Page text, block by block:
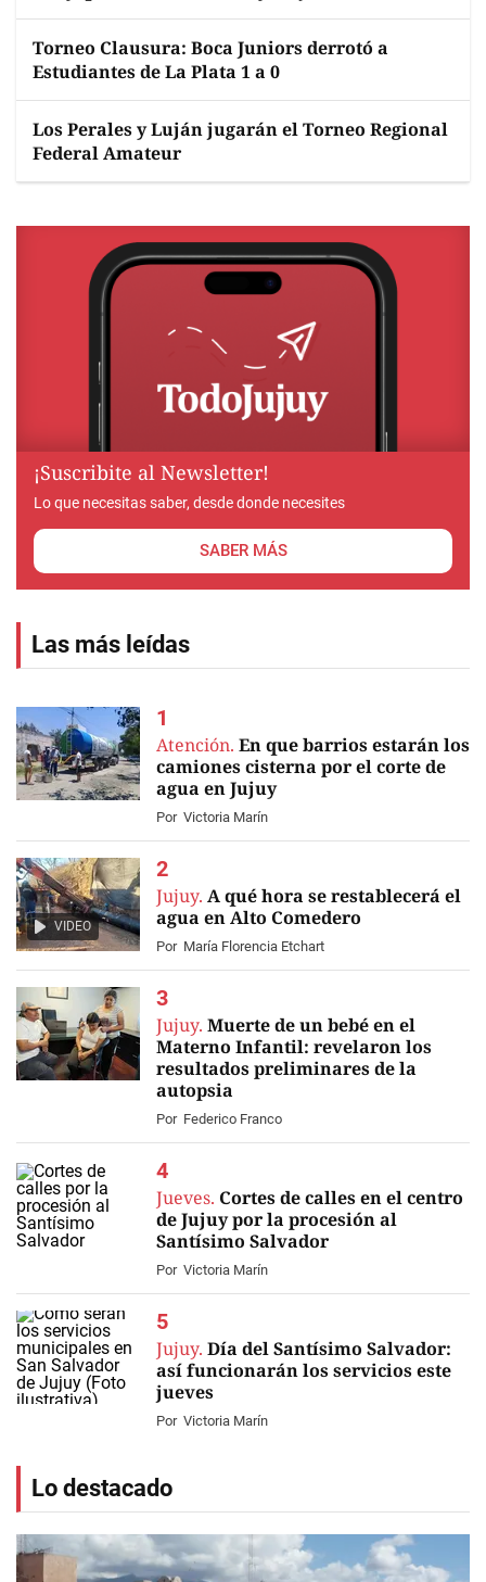
Torneo Clausura: Boca Juniors derrotó a
Estudiantes de La Plata 1 a 0
Los Perales y Luján jugarán el Torneo Regional
Federal Amateur
¡Suscribite al Newsletter!
Lo que necesitas saber, desde donde necesites
SABER MÁS
Las más leídas
Atención. En que barrios estarán los
camiones cisterna por el corte de
agua en Jujuy
Por Victoria Marín
VIDEO
Jujuy. A qué hora se restablecerá el
agua en Alto Comedero
Por María Florencia Etchart
Jujuy. Muerte de un bebé en el
Materno Infantil: revelaron los
resultados preliminares de la
autopsia
Por Federico Franco
Jueves. Cortes de calles en el centro
de Jujuy por la procesión al
Santísimo Salvador
Por Victoria Marín
Jujuy. Día del Santísimo Salvador:
así funcionarán los servicios este
jueves
Por Victoria Marín
Lo destacado